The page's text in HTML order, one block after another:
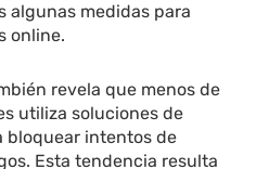
algunas medidas para
online.
revela que menos de
utiliza soluciones de
bloquear intentos de
Esta tendencia resulta